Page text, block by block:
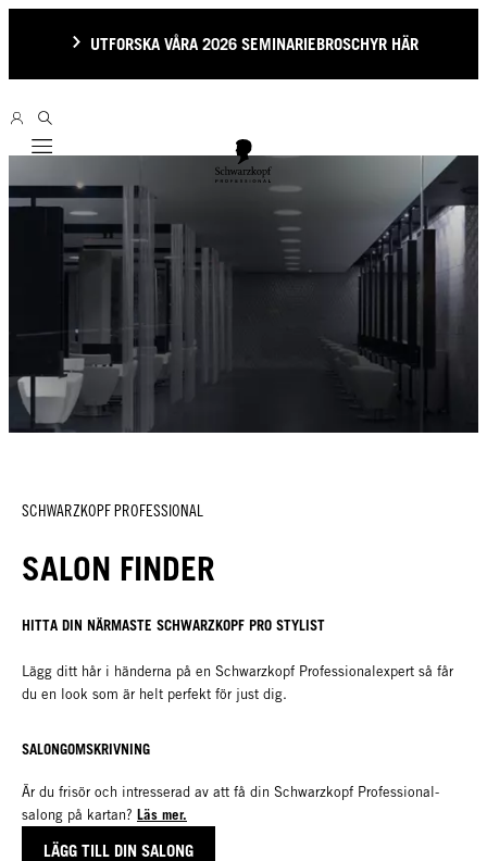
UTFORSKA VÅRA 2026 SEMINARIEBROSCHYR HÄR
Mobile navigation
SCHWARZKOPF PROFESSIONAL
SALON FINDER
HITTA DIN NÄRMASTE SCHWARZKOPF PRO STYLIST
Lägg ditt hår i händerna på en Schwarzkopf Professionalexpert så får
du en look som är helt perfekt för just dig.
SALONGOMSKRIVNING
Är du frisör och intresserad av att få din Schwarzkopf Professional-
salong på kartan? Läs mer.
LÄGG TILL DIN SALONG